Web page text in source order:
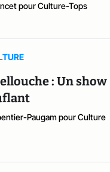
pour Culture-Tops
: Un show
Paugam pour Culture